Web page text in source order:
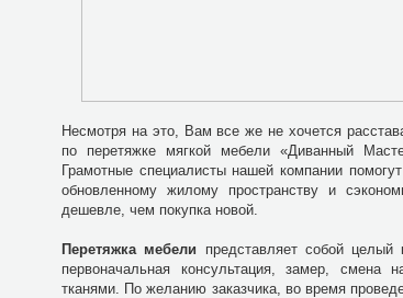
Несмотря на это, Вам все же не хочется
по перетяжке мягкой мебели «Диванный
Грамотные специалисты нашей компании
обновленному жилому пространству и
дешевле, чем покупка новой.
Перетяжка мебели представляет собой
первоначальная консультация, замер, смена
тканями. По желанию заказчика, во время